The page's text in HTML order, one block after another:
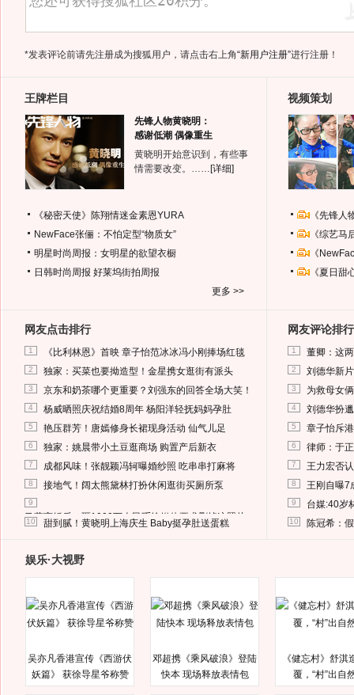
*发表评论前请先注册成为搜狐用户，请点击右上角“新用户注册”进行注册！
王牌栏目
先锋人物黄晓明：
感谢低潮 偶像重生
黄晓明开始意识到，有些事
情需要改变。…… [详细]
《秘密天使》陈翔情迷金素恩YURA
NewFace张俪：不怕定型“物质女”
明星时尚周报：女明星的欲望衣橱
日韩时尚周报 好莱坞街拍周报
更多 >>
视频策划
《先锋
《综艺
《
《夏日
网友点击排行
1 《比利林恩》首映 章子怡范冰冰冯小刚捧场红毯
2 独家：买菜也要拗造型！金星携女逛街有派头
3 京东和奶茶哪个更重要？刘强东的回答全场大笑！
4 杨威晒照庆祝结婚8周年 杨阳洋轻抚妈妈孕肚
5 艳压群芳！唐嫣修身长裙现身活动 仙气儿足
6 独家：姚晨带小土豆逛商场 购置产后新衣
7 成都风味！张靓颖冯轲曝婚纱照 吃串串打麻将
8 接地气！阔太熊黛林打扮休闲逛街买厕所泵
9
马蓉离婚后，砸1000万人民币给媒体要求删掉这照片
10 甜到腻！黄晓明上海庆生 Baby挺孕肚送蛋糕
网友评论排行
1 董卿：这
2 刘德华新
3 为救母女
4 刘德华扮
5 章子怡斥
6 律师：于
7 王力宏否
8 王刚自曝7
9 台媒:40岁
10 陈冠希：
娱乐·大视野
吴亦凡香港宣传《西游伏
妖篇》 获徐导星爷称赞
邓超携《乘风破浪》登陆
快本 现场释放表情包
《健忘村》舒淇
覆，“村”出自